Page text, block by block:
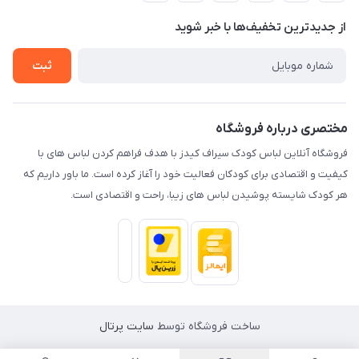
تماس با ما
حریم خصوصی
راهنما
از جدید‌ترین تخفیف‌ها با‌ خبر شوید
ثبت
مختصری درباره فروشگاه
فروشگاه آنلاین لباس کودک سیراف کیدز با هدف فراهم کردن لباس های با
کیفیت و اقتصادی برای کودکان فعالیت خود را آغاز کرده است. ما باور داریم که
هر کودک شایسته پوشیدن لباس های زیبا، راحت و اقتصادی است.
ساخت فروشگاه توسط سایت پرتال